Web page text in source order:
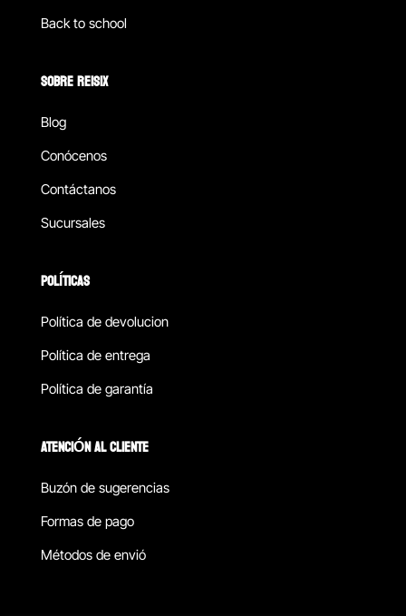
Back to school
SOBRE REISIX
Blog
Conócenos
Contáctanos
Sucursales
POLÍTICAS
Política de devolucion
Política de entrega
Política de garantía
ATENCIÓN AL CLIENTE
Buzón de sugerencias
Formas de pago
Métodos de envió